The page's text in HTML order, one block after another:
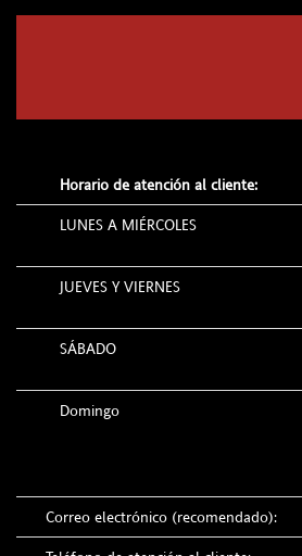
Horario de atención al cliente:
LUNES A MIÉRCOLES
JUEVES Y VIERNES
SÁBADO
Domingo
Correo electrónico (recomendado):